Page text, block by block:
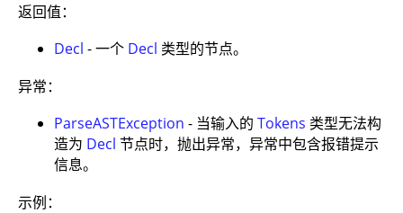
返回值：
Decl - 一个 Decl 类型的节点。
异常：
ParseASTException - 当输入的 Tokens 类型无法构
造为 Decl 节点时，抛出异常，异常中包含报错提示
信息。
示例：